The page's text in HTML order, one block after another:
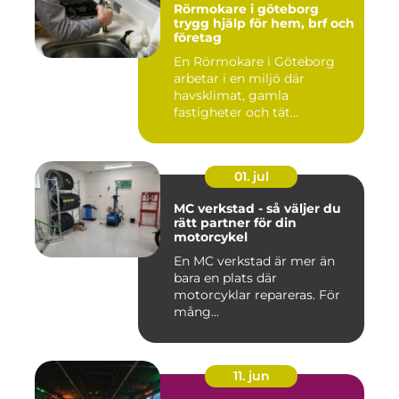
Rörmokare i göteborg
trygg hjälp för hem, brf och
företag
En Rörmokare i Göteborg
arbetar i en miljö där
havsklimat, gamla
fastigheter och tät
01. jul
MC verkstad - så väljer du
rätt partner för din
motorcykel
En MC verkstad är mer än
bara en plats där
motorcyklar repareras. För
mång...
11. jun